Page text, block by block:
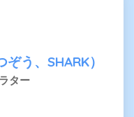
う、SHARK）
ター